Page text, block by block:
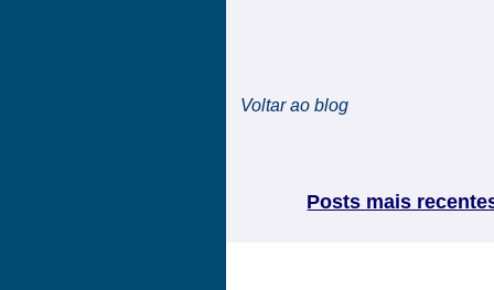
Voltar ao blog
Posts mais